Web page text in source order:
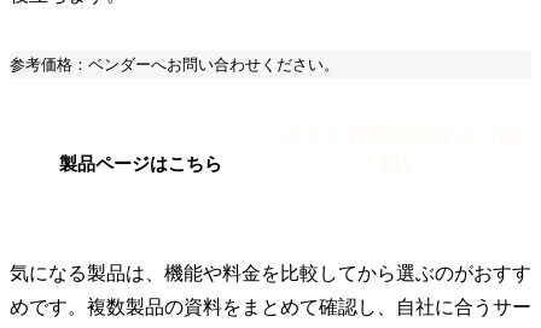
参考価格：ベンダーへお問い合わせください。
製品ページはこちら
気になる製品は、機能や料金を比較してから選ぶのがおすす
めです。複数製品の資料をまとめて確認し、自社に合うサー